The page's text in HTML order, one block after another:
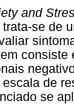
and
se de
escala de
se